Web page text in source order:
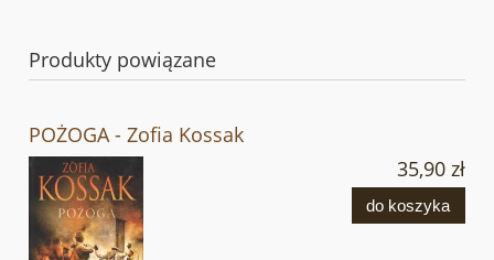
Produkty powiązane
POŻOGA - Zofia Kossak
35,90 zł
do koszyka